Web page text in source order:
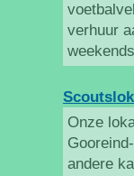
verhuur
Onze
andere